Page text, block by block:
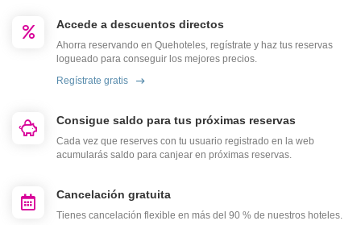
Accede a descuentos directos
Ahorra reservando en Quehoteles, regístrate y haz tus reservas
logueado para conseguir los mejores precios.
Regístrate gratis
Consigue saldo para tus próximas reservas
Cada vez que reserves con tu usuario registrado en la web
acumularás saldo para canjear en próximas reservas.
Cancelación gratuita
Tienes cancelación flexible en más del 90 % de nuestros hoteles.